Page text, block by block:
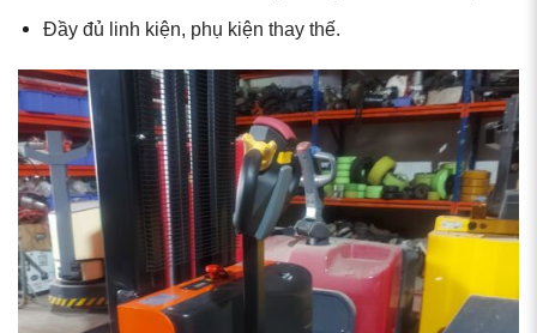
Đầy đủ linh kiện, phụ kiện thay thế.